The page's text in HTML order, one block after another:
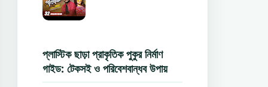
প্লাস্টিক ছাড়া প্রাকৃতিক পুকুর নির্মাণ
গাইড: টেকসই ও পরিবেশবান্ধব উপায়